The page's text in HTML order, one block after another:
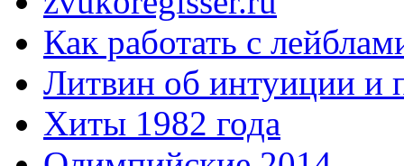
Как работать с
Литвин об интуиции и
Хиты 1982 года